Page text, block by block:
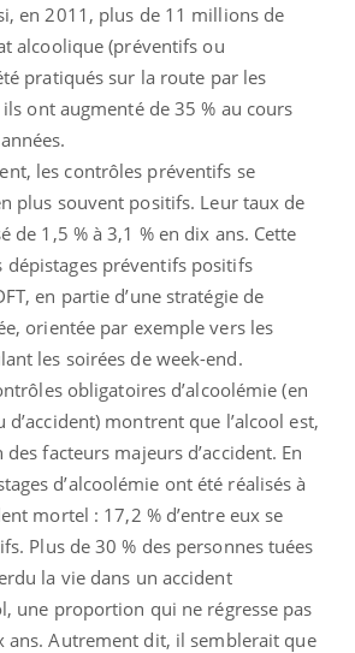
en 2011, plus de 11 millions de
alcoolique (préventifs ou
pratiqués sur la route par les
ont augmenté de 35 % au cours
les contrôles préventifs se
plus souvent positifs. Leur taux de
de 1,5 % à 3,1 % en dix ans. Cette
dépistages préventifs positifs
en partie d’une stratégie de
orientée par exemple vers les
les soirées de week-end.
obligatoires d’alcoolémie (en
d’accident) montrent que l’alcool est,
facteurs majeurs d’accident. En
d’alcoolémie ont été réalisés à
mortel : 17,2 % d’entre eux se
Plus de 30 % des personnes tuées
la vie dans un accident
une proportion qui ne régresse pas
ans. Autrement dit, il semblerait que